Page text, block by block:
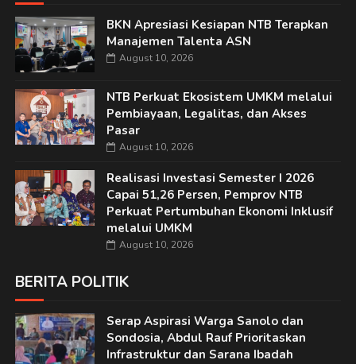
BKN Apresiasi Kesiapan NTB Terapkan
Manajemen Talenta ASN
August 10, 2026
NTB Perkuat Ekosistem UMKM melalui
Pembiayaan, Legalitas, dan Akses
Pasar
August 10, 2026
Realisasi Investasi Semester I 2026
Capai 51,26 Persen, Pemprov NTB
Perkuat Pertumbuhan Ekonomi Inklusif
melalui UMKM
August 10, 2026
BERITA POLITIK
Serap Aspirasi Warga Sanolo dan
Sondosia, Abdul Rauf Prioritaskan
Infrastruktur dan Sarana Ibadah